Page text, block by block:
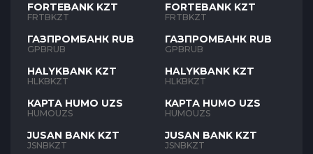
FORTEBANK KZT
FRTBKZT
ГАЗПРОМБАНК RUB
GPBRUB
HALYKBANK KZT
HLKBKZT
КАРТА HUMO UZS
HUMOUZS
JUSAN BANK KZT
JSNBKZT
FORTEBANK KZT
FRTBKZT
ГАЗПРОМБАНК RUB
GPBRUB
HALYKBANK KZT
HLKBKZT
КАРТА HUMO UZS
HUMOUZS
JUSAN BANK KZT
JSNBKZT